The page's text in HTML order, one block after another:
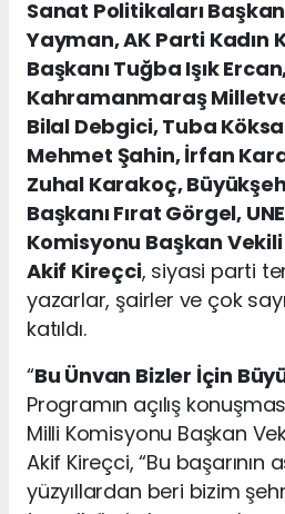
Sanat Politikaları
Yayman, AK Parti Kadın
Başkanı Tuğba Işık
Kahramanmaraş
Bilal Debgici, Tuba
Mehmet Şahin, İrfan
Zuhal Karakoç,
Başkanı Fırat Görgel,
Komisyonu Başkan
Akif Kireçci, siyasi parti
yazarlar, şairler ve çok
katıldı.
“Bu Ünvan Bizler İçin
Programın açılış
Milli Komisyonu Başkan
Akif Kireçci, “Bu başarının
yüzyıllardan beri bizim